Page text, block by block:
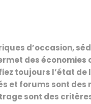
d’occasion,
des
toujours l’état
et forums sont
sont des